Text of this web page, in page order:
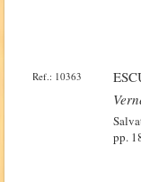
Ref.: 10363
pp.